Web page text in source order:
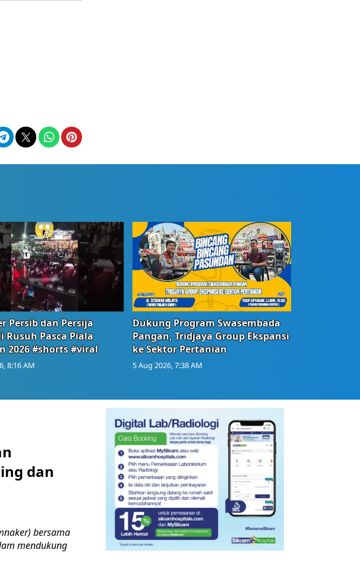
Persib dan Persija
Rusuh Pasca Piala
2026 #shorts #viral
8:16 AM
Dukung Program Swasembada
Pangan, Tridjaya Group Ekspansi
ke Sektor Pertanian
5 Aug 2026, 7:38 AM
dan
bersama
mendukung